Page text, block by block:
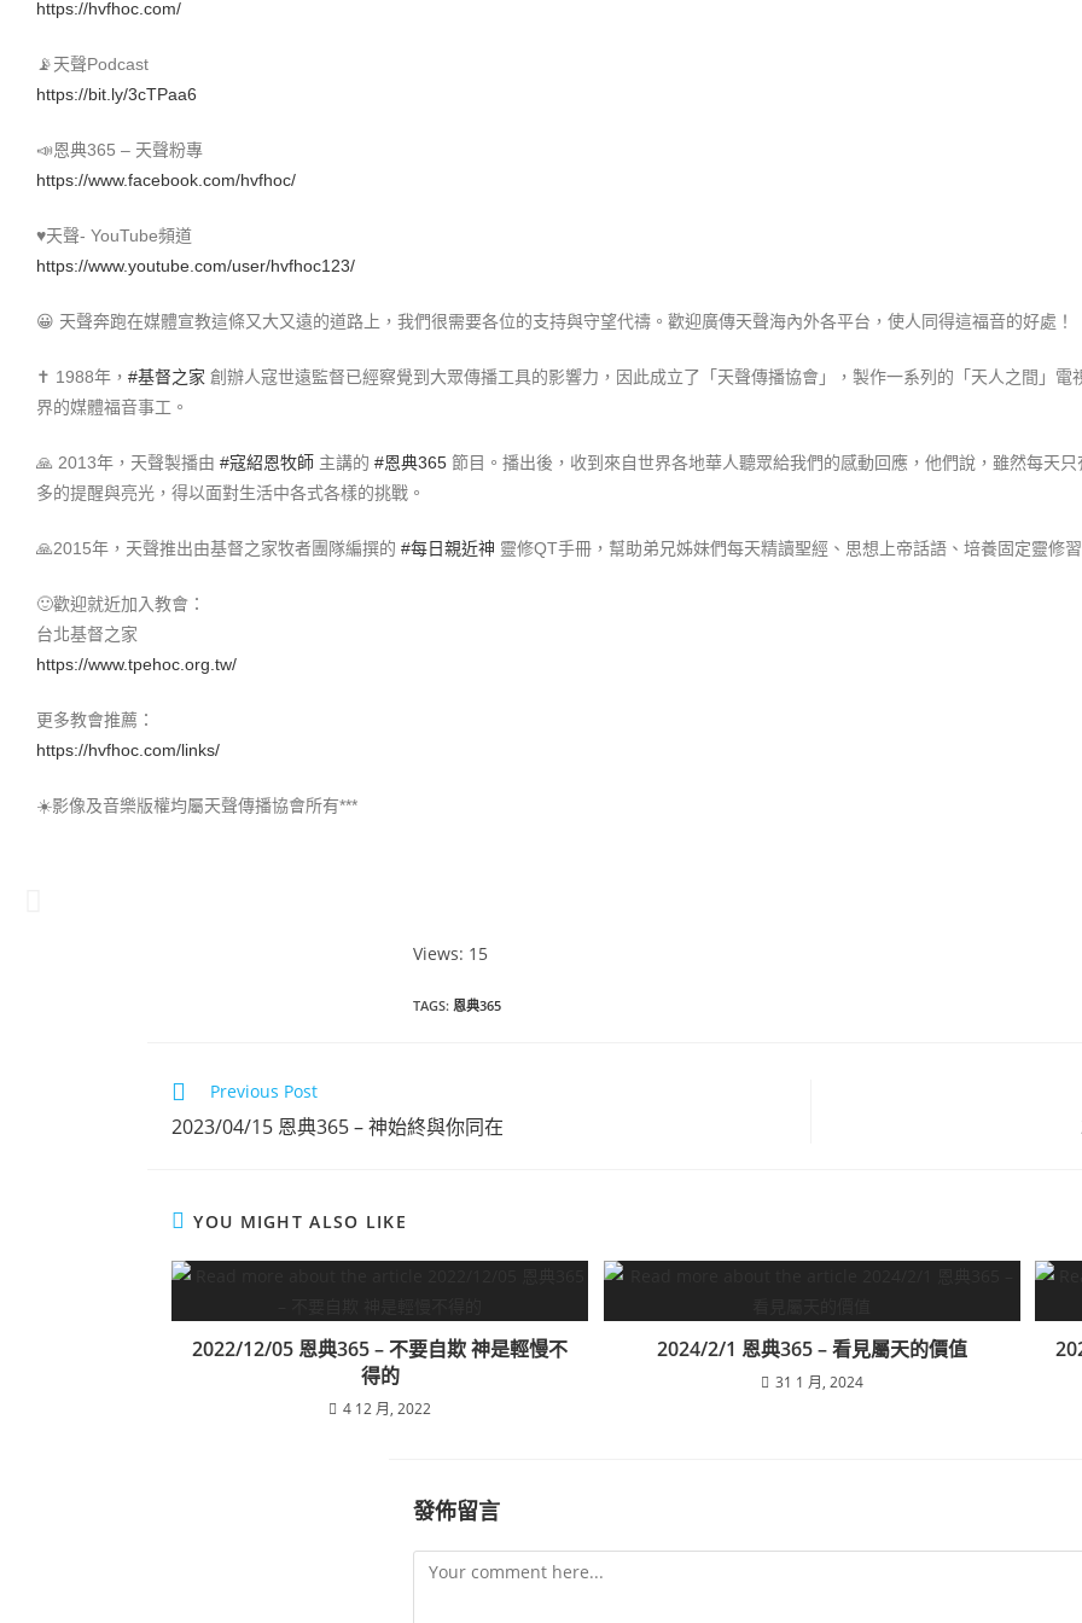
https://hvfhoc.com/
📡天聲Podcast
https://bit.ly/3cTPaa6
📣恩典365 – 天聲粉專
https://www.facebook.com/hvfhoc/
♥天聲- YouTube頻道
https://www.youtube.com/user/hvfhoc123/
😀 天聲奔跑在媒體宣教這條又大又遠的道路上，我們很需要各位的支持與守望代禱。歡迎廣傳天聲海內外各平台，使人同得這福音的好處！
✝ 1988年， #基督之家​ 創辦人寇世遠監督已經察覺到大眾傳播工具的影響力，因此成立了「天聲傳播協會」，製作一系列的「天人之間」電
界的媒體福音事工。
🙏 2013年，天聲製播由 #寇紹恩牧師​ 主講的 #恩典365​ 節目。播出後，收到來自世界各地華人聽眾給我們的感動回應，他們說，雖然每天
多的提醒與亮光，得以面對生活中各式各樣的挑戰。
🙏2015年，天聲推出由基督之家牧者團隊編撰的 #每日親近神​ 靈修QT手冊，幫助弟兄姊妹們每天精讀聖經、思想上帝話語、培養固定靈修
🙂歡迎就近加入教會：
台北基督之家
https://www.tpehoc.org.tw/
更多教會推薦：
https://hvfhoc.com/links/
☀️影像及音樂版權均屬天聲傳播協會所有***
恩典365 2023年3月份
Views: 15
TAGS: 恩典365
Previous Post
2023/04/15 恩典365 – 神始終與你同在
YOU MIGHT ALSO LIKE
2022/12/05 恩典365 – 不要自欺 神是輕慢不
得的
4 12 月, 2022
2024/2/1 恩典365 – 看見屬天的價值
31 1 月, 2024
發佈留言